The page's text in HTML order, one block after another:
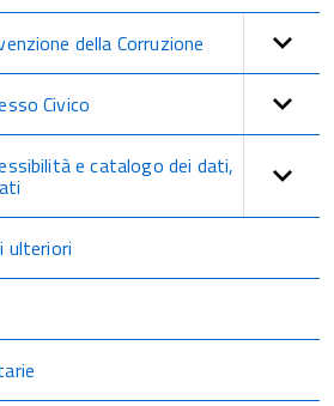
della Corruzione
Civico
e catalogo dei dati,
ulteriori